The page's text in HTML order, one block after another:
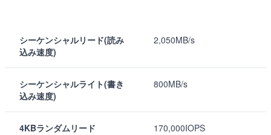
シーケンシャルリード(読み
込み速度)
2,050MB/s
シーケンシャルライト(書き
込み速度)
800MB/s
4KBランダムリード 170,000IOPS